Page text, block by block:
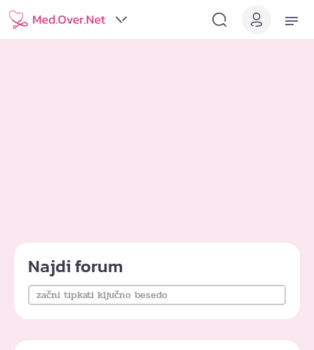
Najdi forum